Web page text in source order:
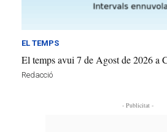
EL TEMPS
El temps avui 7 de Agost de 2026 a
Redacció
- Publicitat -